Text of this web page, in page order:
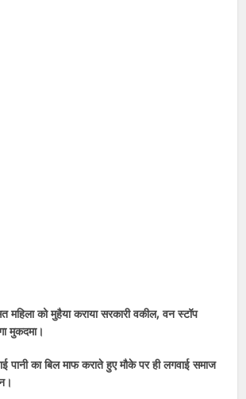
महिला को मुहैया कराया सरकारी वकील, वन स्टॉप
मुकदमा।
पानी का बिल माफ कराते हुए मौके पर ही लगवाई समाज